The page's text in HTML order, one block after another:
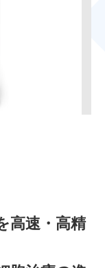
高速・高精